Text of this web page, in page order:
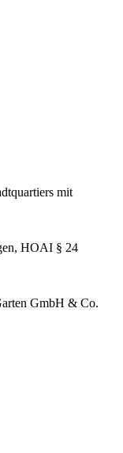
mit
HOAI § 24
GmbH & Co.